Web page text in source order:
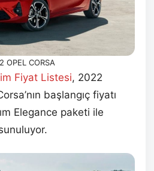
OPEL CORSA
Fiyat Listesi, 2022
başlangıç fiyatı
Elegance paketi ile